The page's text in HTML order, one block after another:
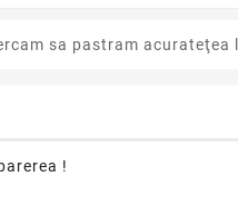
sa pastram
!